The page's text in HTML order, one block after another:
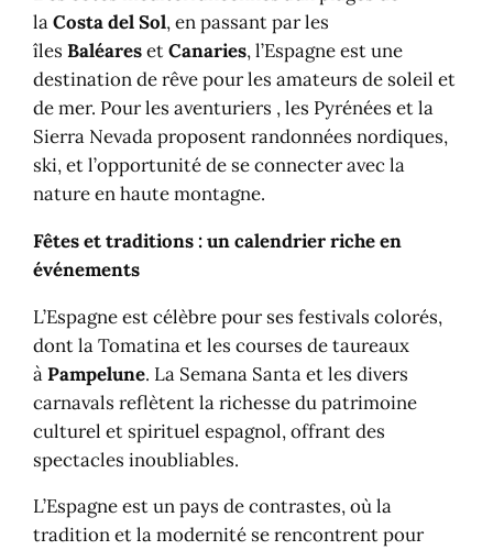
laCosta del Sol, en passant par les
îlesBaléaresetCanaries, l’Espagne est une
destination de rêve pour les amateurs de soleil et
de mer. Pour les aventuriers , les Pyrénées et la
Sierra Nevada proposent randonnées nordiques,
ski, et l’opportunité de se connecter avec la
nature en haute montagne.
Fêtes et traditions : un calendrier riche en
événements
L’Espagne est célèbre pour ses festivals colorés,
dont la Tomatina et les courses de taureaux
àPampelune. La Semana Santa et les divers
carnavals reflètent la richesse du patrimoine
culturel et spirituel espagnol, offrant des
spectacles inoubliables.
L’Espagne est un pays de contrastes, où la
tradition et la modernité se rencontrent pour